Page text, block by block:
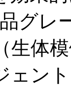
グレ
生体
ェン